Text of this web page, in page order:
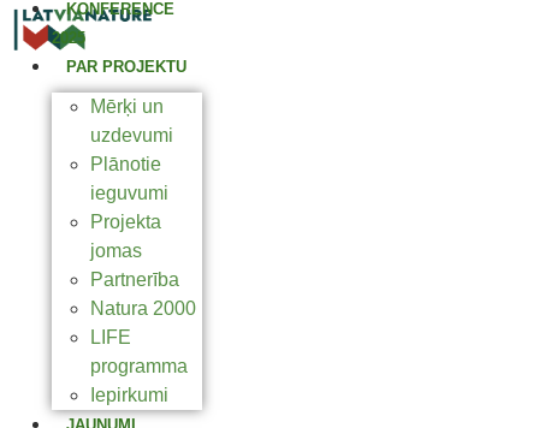
KONFERENCE
2025
PAR PROJEKTU
Mērķi un
uzdevumi
Plānotie
ieguvumi
Projekta
jomas
Partnerība
Natura 2000
LIFE
programma
Iepirkumi